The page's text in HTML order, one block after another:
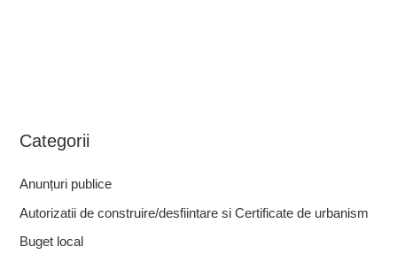
Categorii
Anunțuri publice
Autorizatii de construire/desfiintare si Certificate de urbanism
Buget local